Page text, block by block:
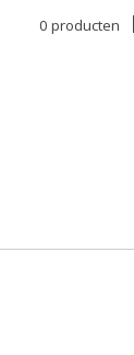
0 producten